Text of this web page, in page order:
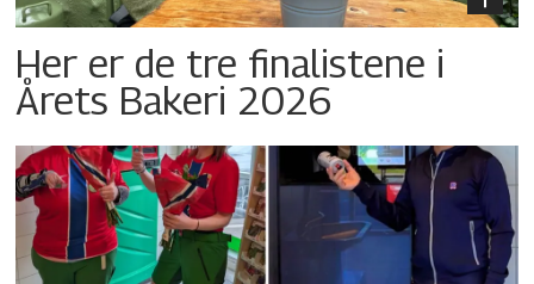
Her er de tre finalistene i
Årets Bakeri 2026